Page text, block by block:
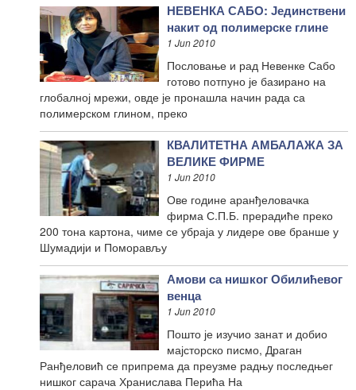
НЕВЕНКА САБО: Јединствени
накит од полимерске глине
1 Jun 2010
Пословање и рад Невенке Сабо
готово потпуно је базирано на
глобалној мрежи, овде је пронашла начин рада са
полимерском глином, преко
КВАЛИТЕТНА АМБАЛАЖА ЗА
ВЕЛИКЕ ФИРМЕ
1 Jun 2010
Ове године аранђеловачка
фирма С.П.Б. прерадиће преко
200 тона картона, чиме се убраја у лидере ове бранше у
Шумадији и Поморављу
Амови са нишког Обилићевог
венца
1 Jun 2010
Пошто је изучио занат и добио
мајсторско писмо, Драган
Ранђеловић се припрема да преузме радњу последњег
нишког сарача Хранислава Перића На